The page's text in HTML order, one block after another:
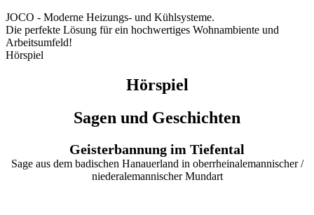
JOCO - Moderne Heizungs- und Kühlsysteme.
Die perfekte Lösung für ein hochwertiges Wohnambiente und
Arbeitsumfeld!
Hörspiel
Hörspiel
Sagen und Geschichten
Geisterbannung im Tiefental
Sage aus dem badischen Hanauerland in oberrheinalemannischer /
niederalemannischer Mundart